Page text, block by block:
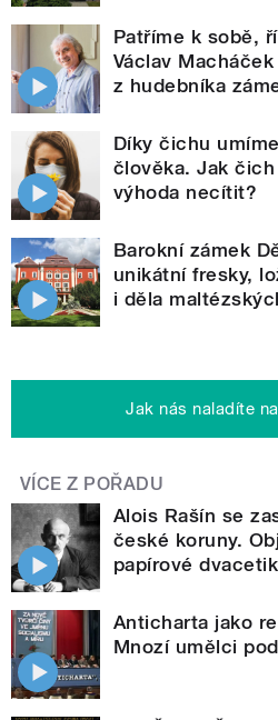
Patříme k sobě,
Václav
z hudebníka
Díky čichu
člověka. Jak
výhoda necítit?
Barokní zámek
unikátní fresky,
i děla
Jak nás naladíte
VÍCE Z POŘADU
Alois Rašín se
české koruny.
papírové
Anticharta jako
Mnozí umělci